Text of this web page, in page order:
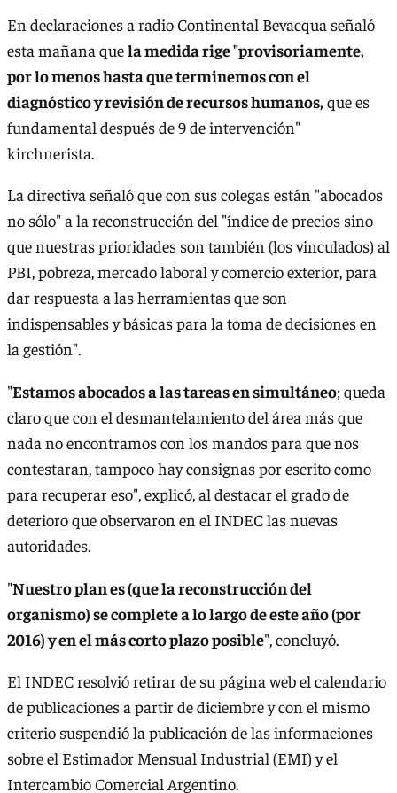
En declaraciones a radio Continental Bevacqua señaló
esta mañana quela medida rige "provisoriamente,
por lo menos hasta que terminemos con el
diagnóstico y revisión de recursos humanos,que es
fundamental después de 9 de intervención"
kirchnerista.
La directiva señaló que con sus colegas están "abocados
no sólo" a la reconstrucción del "índice de precios sino
que nuestras prioridades son también (los vinculados) al
PBI, pobreza, mercado laboral y comercio exterior, para
dar respuesta a las herramientas que son
indispensables y básicas para la toma de decisiones en
la gestión".
"Estamos abocados a las tareas en simultáneo; queda
claro que con el desmantelamiento del área más que
nada no encontramos con los mandos para que nos
contestaran, tampoco hay consignas por escrito como
para recuperar eso", explicó, al destacar el grado de
deterioro que observaron en el INDEC las nuevas
autoridades.
"Nuestro plan es (que la reconstrucción del
organismo) se complete a lo largo de este año (por
2016) y en el más corto plazo posible", concluyó.
El INDEC resolvió retirar de su página web el calendario
de publicaciones a partir de diciembre y con el mismo
criterio suspendió la publicación de las informaciones
sobre el Estimador Mensual Industrial (EMI) y el
Intercambio Comercial Argentino.